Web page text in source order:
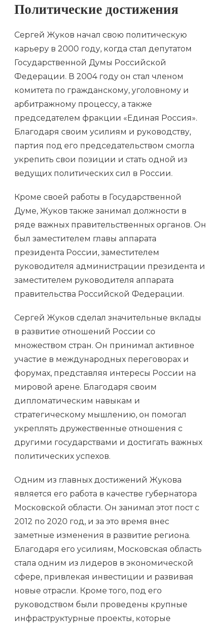
Политические достижения
Сергей Жуков начал свою политическую
карьеру в 2000 году, когда стал депутатом
Государственной Думы Российской
Федерации. В 2004 году он стал членом
комитета по гражданскому, уголовному и
арбитражному процессу, а также
председателем фракции «Единая Россия».
Благодаря своим усилиям и руководству,
партия под его председательством смогла
укрепить свои позиции и стать одной из
ведущих политических сил в России.
Кроме своей работы в Государственной
Думе, Жуков также занимал должности в
ряде важных правительственных органов. Он
был заместителем главы аппарата
президента России, заместителем
руководителя администрации президента и
заместителем руководителя аппарата
правительства Российской Федерации.
Сергей Жуков сделал значительные вклады
в развитие отношений России со
множеством стран. Он принимал активное
участие в международных переговорах и
форумах, представляя интересы России на
мировой арене. Благодаря своим
дипломатическим навыкам и
стратегическому мышлению, он помогал
укреплять дружественные отношения с
другими государствами и достигать важных
политических успехов.
Одним из главных достижений Жукова
является его работа в качестве губернатора
Московской области. Он занимал этот пост с
2012 по 2020 год, и за это время внес
заметные изменения в развитие региона.
Благодаря его усилиям, Московская область
стала одним из лидеров в экономической
сфере, привлекая инвестиции и развивая
новые отрасли. Кроме того, под его
руководством были проведены крупные
инфраструктурные проекты, которые